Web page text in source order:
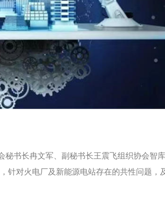
秘书长冉文军、副秘书长王震飞组织协会智
针对火电厂及新能源电站存在的共性问题，